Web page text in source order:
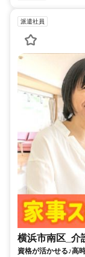
派遣社員
横浜市南区_介
資格が活かせる♪高